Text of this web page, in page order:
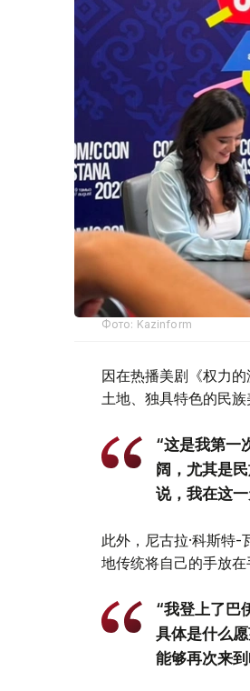
Фото: Kazinform
因在热播美剧《权力
土地、独具特色的民
“这是我第一
阔，尤其是
说，我在这
此外，尼古拉·科斯特
地传统将自己的手放在
“我登上了巴
具体是什么
能够再次来